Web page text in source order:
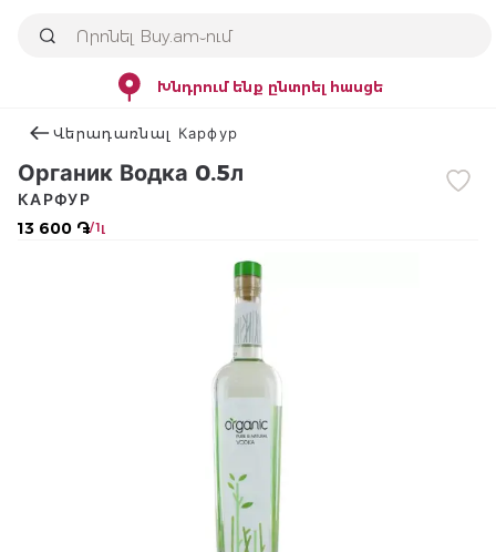
Խնդրում ենք ընտրել հասցե
Վերադառնալ Карфур
Органик Водка 0.5л
13 600 ֏/ 1լ
КАРФУР